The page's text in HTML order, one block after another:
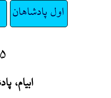
اول پادشاهان
ابیام،